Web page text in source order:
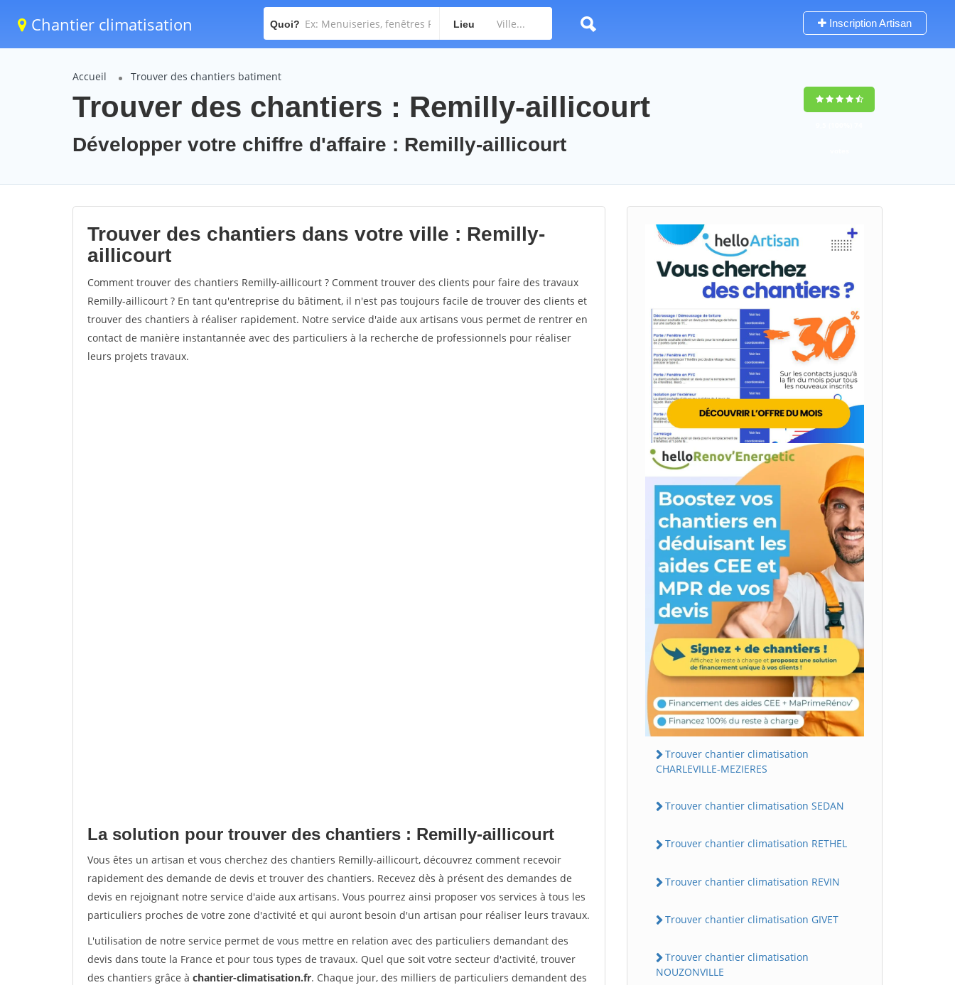
Chantier climatisation Quoi? Lieu Inscription Artisan
Accueil Trouver des chantiers batiment
Trouver des chantiers : Remilly-aillicourt
Développer votre chiffre d'affaire : Remilly-aillicourt
Trouver des chantiers dans votre ville : Remilly-
aillicourt
Comment trouver des chantiers Remilly-aillicourt ? Comment trouver des clients pour faire des travaux
Remilly-aillicourt ? En tant qu'entreprise du bâtiment, il n'est pas toujours facile de trouver des clients et
trouver des chantiers à réaliser rapidement. Notre service d'aide aux artisans vous permet de rentrer en
contact de manière instantannée avec des particuliers à la recherche de professionnels pour réaliser
leurs projets travaux.
La solution pour trouver des chantiers : Remilly-aillicourt
Vous êtes un artisan et vous cherchez des chantiers Remilly-aillicourt, découvrez comment recevoir
rapidement des demande de devis et trouver des chantiers. Recevez dès à présent des demandes de
devis en rejoignant notre service d'aide aux artisans. Vous pourrez ainsi proposer vos services à tous les
particuliers proches de votre zone d'activité et qui auront besoin d'un artisan pour réaliser leurs travaux.
L'utilisation de notre service permet de vous mettre en relation avec des particuliers demandant des
devis dans toute la France et pour tous types de travaux. Quel que soit votre secteur d'activité, trouver
des chantiers grâce à chantier-climatisation.fr. Chaque jour, des milliers de particuliers demandent des
Trouver chantier climatisation
CHARLEVILLE-MEZIERES
Trouver chantier climatisation SEDAN
Trouver chantier climatisation RETHEL
Trouver chantier climatisation REVIN
Trouver chantier climatisation GIVET
Trouver chantier climatisation
NOUZONVILLE